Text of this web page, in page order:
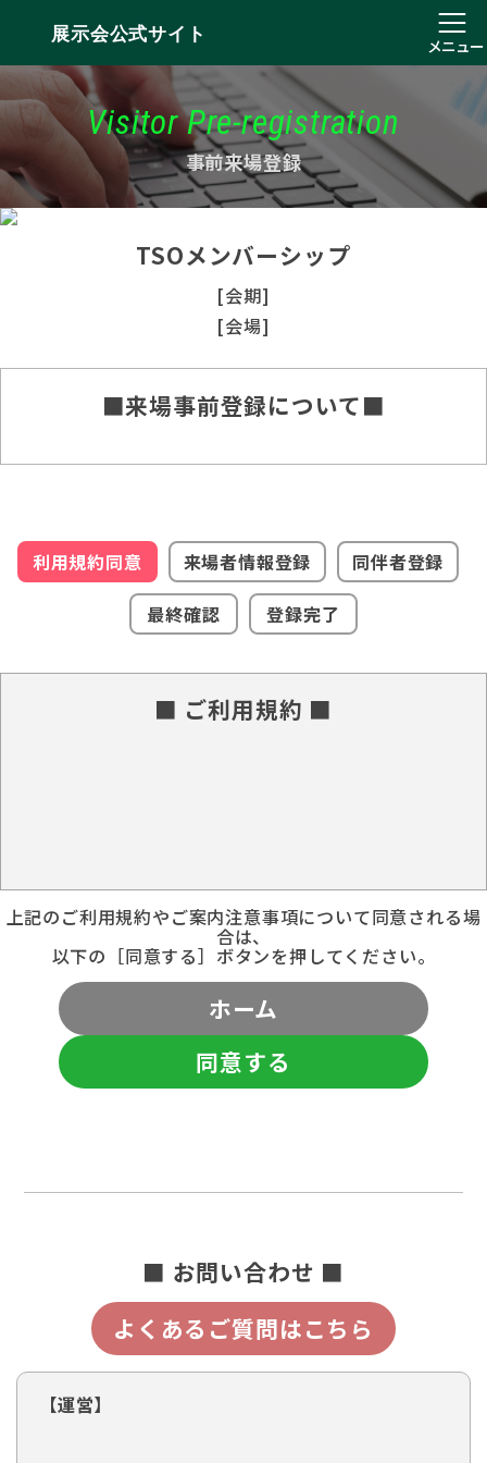
展示会公式サイト
メニュー
Visitor Pre-registration
事前来場登録
TSOメンバーシップ
[会期]
[会場]
■来場事前登録について■
利用規約同意 来場者情報登録
同伴者登録
最終確認
登録完了
■ ご利用規約 ■
上記のご利用規約やご案内注意事項について同意される場
合は、
以下の［同意する］ボタンを押してください。
ホーム
同意する
■ お問い合わせ ■
よくあるご質問はこちら
【運営】